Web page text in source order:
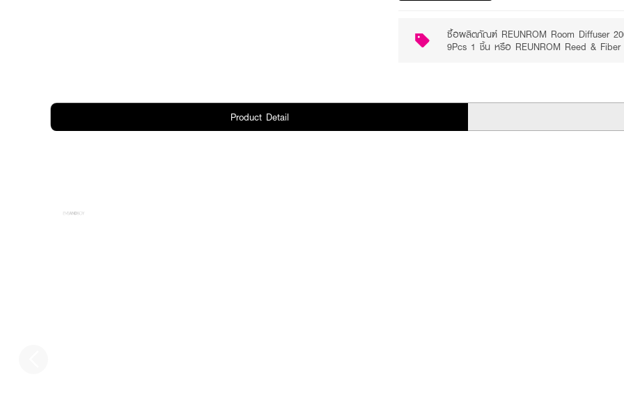
ซื้อผลิตภัณฑ์ REUNROM Room Diffuser
9Pcs 1 ชิ้น หรือ REUNROM Reed &
Product Detail